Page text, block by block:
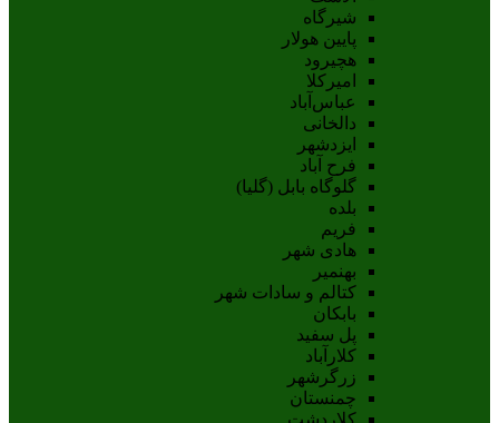
شیرگاه
پایین هولار
هچیرود
امیرکلا
عباس‌آباد
دالخانی
ایزدشهر
فرح آباد
گلوگاه بابل (گلیا)
بلده
فریم
هادی شهر
بهنمیر
کتالم و سادات شهر
بابکان
پل سفید
کلارآباد
زرگرشهر
چمنستان
کلاردشت